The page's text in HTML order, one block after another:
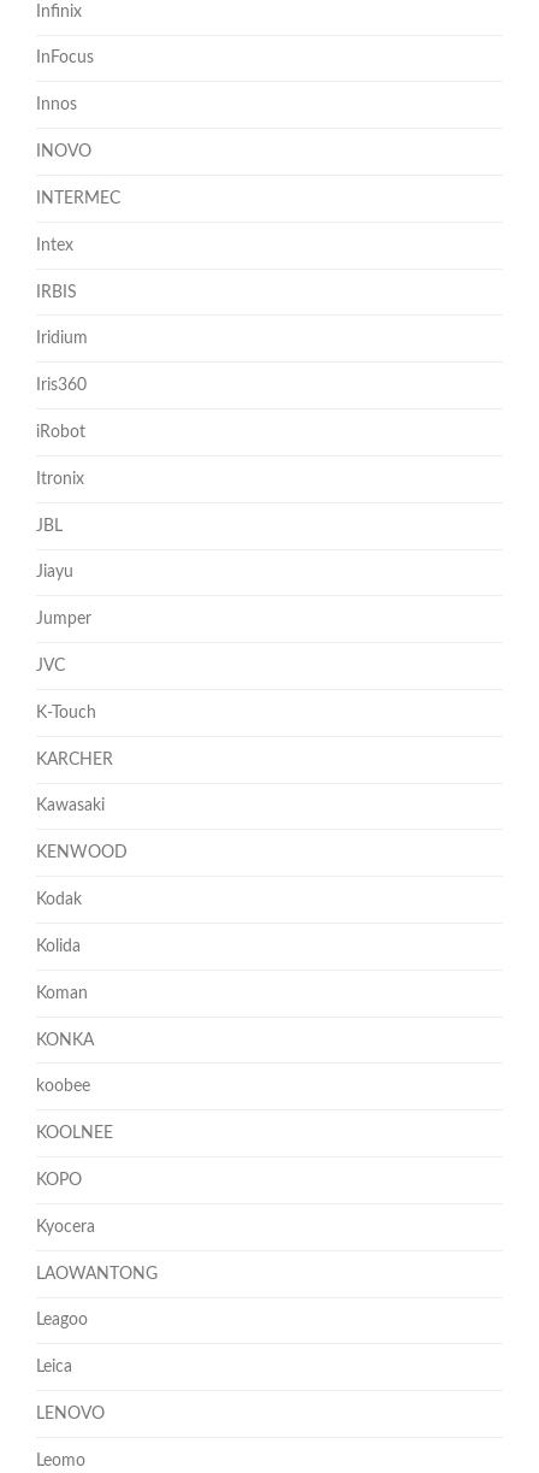
Infinix
InFocus
Innos
INOVO
INTERMEC
Intex
IRBIS
Iridium
Iris360
iRobot
Itronix
JBL
Jiayu
Jumper
JVC
K-Touch
KARCHER
Kawasaki
KENWOOD
Kodak
Kolida
Koman
KONKA
koobee
KOOLNEE
KOPO
Kyocera
LAOWANTONG
Leagoo
Leica
LENOVO
Leomo